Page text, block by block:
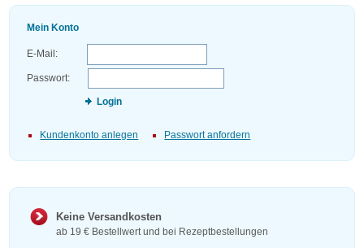
Mein Konto
E-Mail:
Passwort:
Login
Kundenkonto anlegen Passwort anfordern
Keine Versandkosten
ab 19 € Bestellwert und bei Rezeptbestellungen